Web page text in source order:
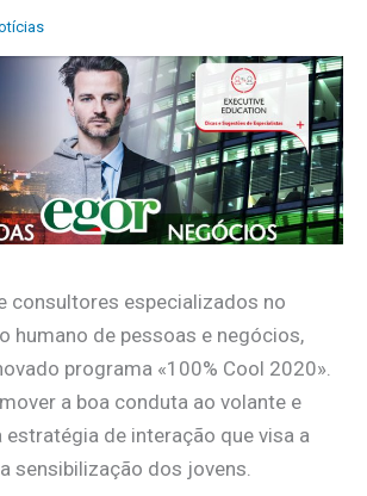
consultores especializados no
humano de pessoas e negócios,
programa «100% Cool 2020».
a boa conduta ao volante e
estratégia de interação que visa a
sensibilização dos jovens.